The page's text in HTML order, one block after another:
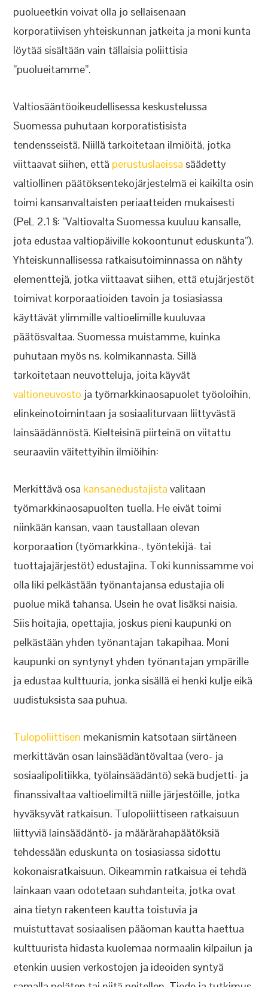
puolueetkin voivat olla jo sellaisenaan
korporatiivisen yhteiskunnan jatkeita ja moni kunta
löytää sisältään vain tällaisia poliittisia
”puolueitamme”.
Valtiosääntöoikeudellisessa keskustelussa
Suomessa puhutaan korporatistisista
tendensseistä. Niillä tarkoitetaan ilmiöitä, jotka
viittaavat siihen, että perustuslaeissa säädetty
valtiollinen päätöksentekojärjestelmä ei kaikilta osin
toimi kansanvaltaisten periaatteiden mukaisesti
(PeL 2.1 §: ”Valtiovalta Suomessa kuuluu kansalle,
jota edustaa valtiopäiville kokoontunut eduskunta”).
Yhteiskunnallisessa ratkaisutoiminnassa on nähty
elementtejä, jotka viittaavat siihen, että etujärjestöt
toimivat korporaatioiden tavoin ja tosiasiassa
käyttävät ylimmille valtioelimille kuuluvaa
päätösvaltaa. Suomessa muistamme, kuinka
puhutaan myös ns. kolmikannasta. Sillä
tarkoitetaan neuvotteluja, joita käyvät
valtioneuvosto ja työmarkkinaosapuolet työoloihin,
elinkeinotoimintaan ja sosiaaliturvaan liittyvästä
lainsäädännöstä. Kielteisinä piirteinä on viitattu
seuraaviin väitettyihin ilmiöihin:
Merkittävä osa kansanedustajista valitaan
työmarkkinaosapuolten tuella. He eivät toimi
niinkään kansan, vaan taustallaan olevan
korporaation (työmarkkina-, työntekijä- tai
tuottajajärjestöt) edustajina. Toki kunnissamme voi
olla liki pelkästään työnantajansa edustajia oli
puolue mikä tahansa. Usein he ovat lisäksi naisia.
Siis hoitajia, opettajia, joskus pieni kaupunki on
pelkästään yhden työnantajan takapihaa. Moni
kaupunki on syntynyt yhden työnantajan ympärille
ja edustaa kulttuuria, jonka sisällä ei henki kulje eikä
uudistuksista saa puhua.
Tulopoliittisen mekanismin katsotaan siirtäneen
merkittävän osan lainsäädäntövaltaa (vero- ja
sosiaalipolitiikka, työlainsäädäntö) sekä budjetti- ja
finanssivaltaa valtioelimiltä niille järjestöille, jotka
hyväksyvät ratkaisun. Tulopoliittiseen ratkaisuun
liittyviä lainsäädäntö- ja määrärahapäätöksiä
tehdessään eduskunta on tosiasiassa sidottu
kokonaisratkaisuun. Oikeammin ratkaisua ei tehdä
lainkaan vaan odotetaan suhdanteita, jotka ovat
aina tietyn rakenteen kautta toistuvia ja
muistuttavat sosiaalisen pääoman kautta haettua
kulttuurista hidasta kuolemaa normaalin kilpailun ja
etenkin uusien verkostojen ja ideoiden syntyä